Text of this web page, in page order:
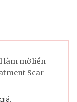
làm mờ liền
Scar